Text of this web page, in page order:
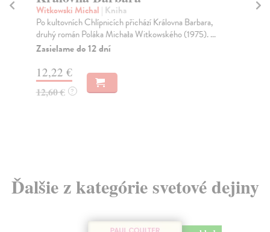
Witkowski Michal | Kniha
Po kultovních Chlípnicích přichází Královna Barbara,
druhý román Poláka Michała Witkowského (1975). ...
Zasielame do 12 dní
12,22 €
12,60 € ?
Ďalšie z kategórie svetové dejiny